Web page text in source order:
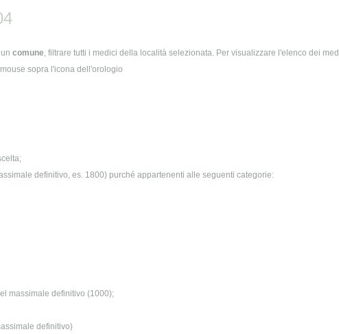
comune, filtrare tutti i medici della località selezionata. Per visualizzare l'elenco dei
sopra l'icona dell'orologio
definitivo, es. 1800) purché appartenenti alle seguenti categorie:
massimale definitivo (1000);
definitivo)